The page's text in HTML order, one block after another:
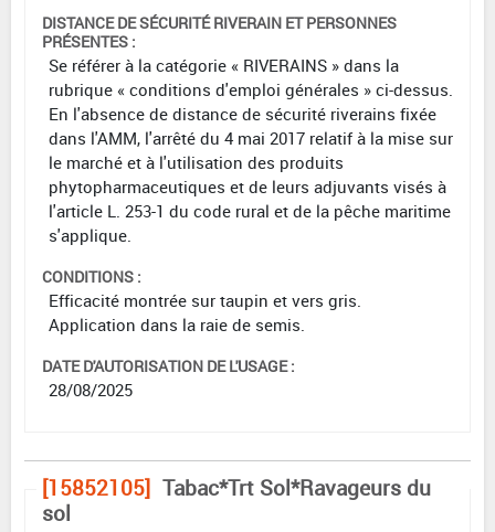
DISTANCE DE SÉCURITÉ RIVERAIN ET PERSONNES
PRÉSENTES :
Se référer à la catégorie « RIVERAINS » dans la
rubrique « conditions d'emploi générales » ci-dessus.
En l'absence de distance de sécurité riverains fixée
dans l'AMM, l'arrêté du 4 mai 2017 relatif à la mise sur
le marché et à l'utilisation des produits
phytopharmaceutiques et de leurs adjuvants visés à
l'article L. 253-1 du code rural et de la pêche maritime
s'applique.
CONDITIONS :
Efficacité montrée sur taupin et vers gris.
Application dans la raie de semis.
DATE D'AUTORISATION DE L'USAGE :
28/08/2025
[15852105] Tabac*Trt Sol*Ravageurs du
sol